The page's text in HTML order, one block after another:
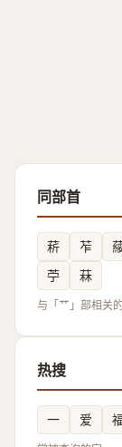
同部首
菥 苲
苧
菻
与「艹」部相关
热搜
一 爱